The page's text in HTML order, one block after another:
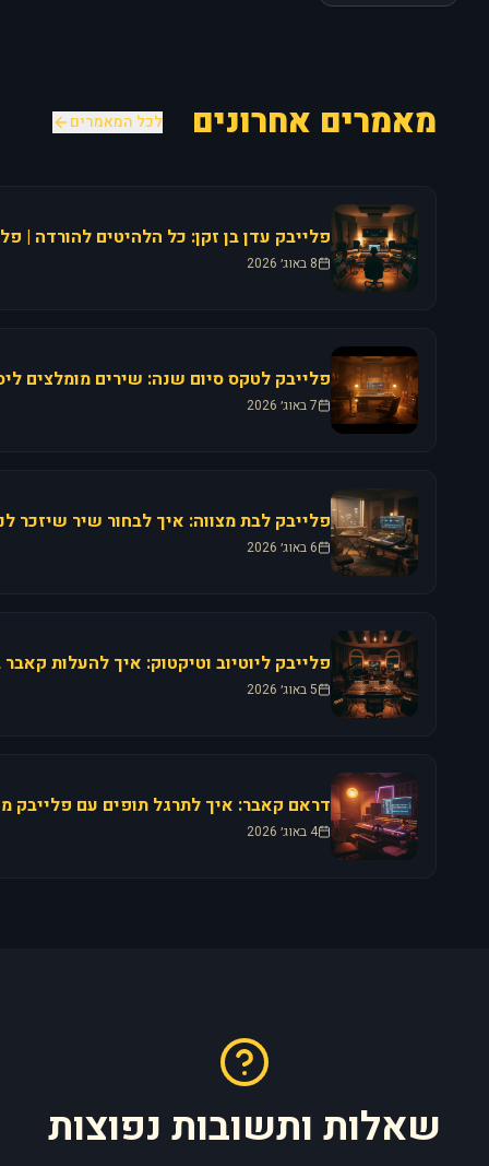
מאמרים אחרונים לכל המאמרים
8 באוג׳ 2026
7 באוג׳ 2026
6 באוג׳ 2026
5 באוג׳ 2026
4 באוג׳ 2026
שאלות ותשובות נפוצות